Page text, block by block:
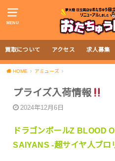
MENU
買取について アクセス 求人募集
HOME アミューズ
プライズ入荷情報
2024年12月6日
ドラゴンボールZ BLOOD
SAIYANS -超サイヤ人ブロ